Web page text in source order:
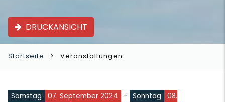
DRUCKANSICHT
Startseite Veranstaltungen
Samstag 07. September 2024 - Sonntag
08.